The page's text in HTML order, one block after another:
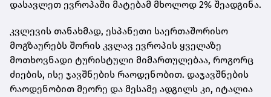
დასავლეთ ევროპაში მატებამ მხოლოდ 2% შეადგინა.
კვლევის თანახმად, ესპანეთი საერთაშორისო
მოგზაურებს შორის კვლავ ევროპის ყველაზე
მოთხოვნადი ტურისტული მიმართულებაა, როგორც
ძიების, ისე ჯავშნების რაოდენობით. დაჯავშნების
რაოდენობით მეორე და მესამე ადგილს კი, იტალია